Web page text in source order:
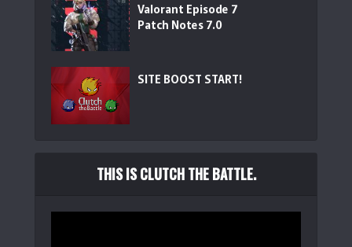
Valorant Episode 7
Patch Notes 7.0
SITE BOOST START!
THIS IS CLUTCH THE BATTLE.